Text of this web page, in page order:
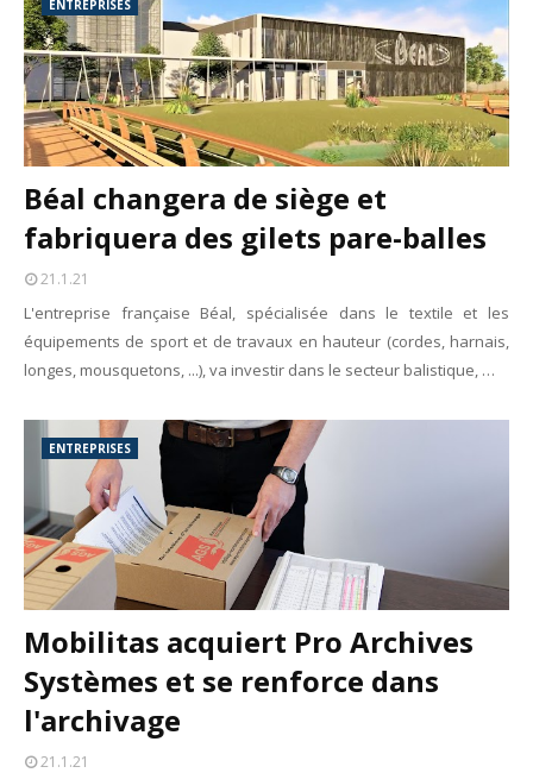
ENTREPRISES
Béal changera de siège et
fabriquera des gilets pare-balles
21.1.21
L'entreprise française Béal, spécialisée dans le textile et les
équipements de sport et de travaux en hauteur (cordes, harnais,
longes, mousquetons, ...), va investir dans le secteur balistique, …
ENTREPRISES
Mobilitas acquiert Pro Archives
Systèmes et se renforce dans
l'archivage
21.1.21